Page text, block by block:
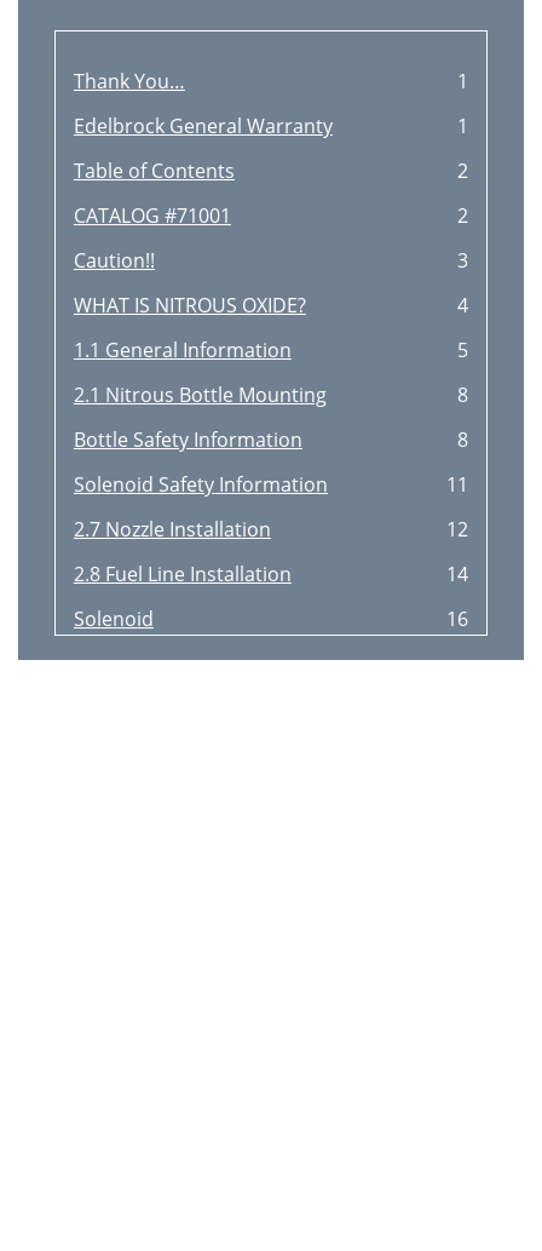
Thank You…
1
Edelbrock General Warranty
1
Table of Contents
2
CATALOG #71001
2
Caution!!
3
WHAT IS NITROUS OXIDE?
4
1.1 General Information
5
2.1 Nitrous Bottle Mounting
8
Bottle Safety Information
8
Solenoid Safety Information
11
2.7 Nozzle Installation
12
2.8 Fuel Line Installation
14
Solenoid
16
4.1 Fuel System Check
19